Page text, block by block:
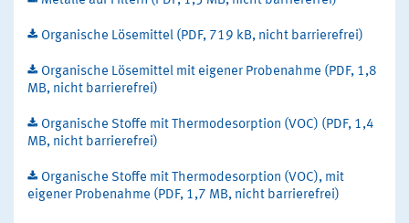
Organische Lösemittel (PDF, 719 kB, nicht barrierefrei)
Organische Lösemittel mit eigener Probenahme (PDF, 1,8
MB, nicht barrierefrei)
Organische Stoffe mit Thermodesorption (VOC) (PDF, 1,4
MB, nicht barrierefrei)
Organische Stoffe mit Thermodesorption (VOC), mit
eigener Probenahme (PDF, 1,7 MB, nicht barrierefrei)